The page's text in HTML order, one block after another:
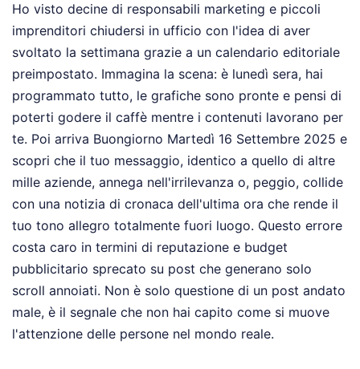
Ho visto decine di responsabili marketing e piccoli
imprenditori chiudersi in ufficio con l'idea di aver
svoltato la settimana grazie a un calendario editoriale
preimpostato. Immagina la scena: è lunedì sera, hai
programmato tutto, le grafiche sono pronte e pensi di
poterti godere il caffè mentre i contenuti lavorano per
te. Poi arriva Buongiorno Martedì 16 Settembre 2025 e
scopri che il tuo messaggio, identico a quello di altre
mille aziende, annega nell'irrilevanza o, peggio, collide
con una notizia di cronaca dell'ultima ora che rende il
tuo tono allegro totalmente fuori luogo. Questo errore
costa caro in termini di reputazione e budget
pubblicitario sprecato su post che generano solo
scroll annoiati. Non è solo questione di un post andato
male, è il segnale che non hai capito come si muove
l'attenzione delle persone nel mondo reale.